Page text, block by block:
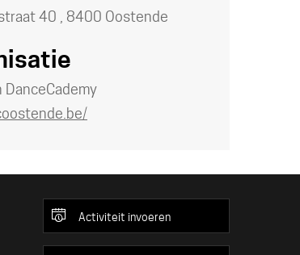
40
8400 Oostende
DanceCademy
Activiteit invoeren